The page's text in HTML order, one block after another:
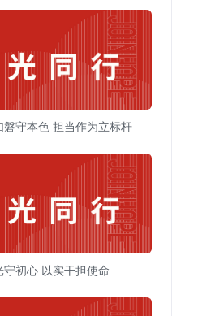
守本色 担当作为立标杆
初心 以实干担使命